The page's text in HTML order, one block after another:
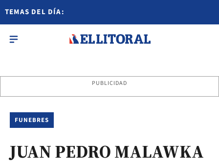
TEMAS DEL DÍA:
PUBLICIDAD
FUNEBRES
JUAN PEDRO MALAWKA